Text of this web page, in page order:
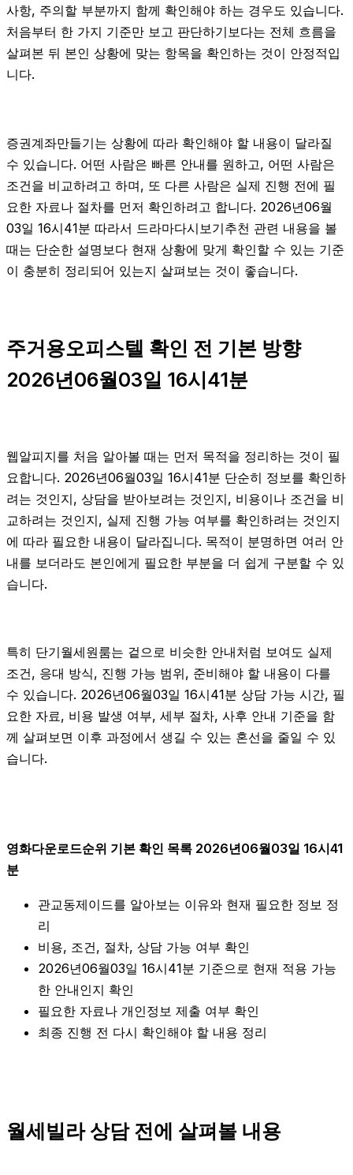
사항, 주의할 부분까지 함께 확인해야 하는 경우도 있습니다.
처음부터 한 가지 기준만 보고 판단하기보다는 전체 흐름을
살펴본 뒤 본인 상황에 맞는 항목을 확인하는 것이 안정적입
니다.
증권계좌만들기는 상황에 따라 확인해야 할 내용이 달라질
수 있습니다. 어떤 사람은 빠른 안내를 원하고, 어떤 사람은
조건을 비교하려고 하며, 또 다른 사람은 실제 진행 전에 필
요한 자료나 절차를 먼저 확인하려고 합니다. 2026년06월
03일 16시41분 따라서 드라마다시보기추천 관련 내용을 볼
때는 단순한 설명보다 현재 상황에 맞게 확인할 수 있는 기준
이 충분히 정리되어 있는지 살펴보는 것이 좋습니다.
주거용오피스텔 확인 전 기본 방향
2026년06월03일 16시41분
웹알피지를 처음 알아볼 때는 먼저 목적을 정리하는 것이 필
요합니다. 2026년06월03일 16시41분 단순히 정보를 확인하
려는 것인지, 상담을 받아보려는 것인지, 비용이나 조건을 비
교하려는 것인지, 실제 진행 가능 여부를 확인하려는 것인지
에 따라 필요한 내용이 달라집니다. 목적이 분명하면 여러 안
내를 보더라도 본인에게 필요한 부분을 더 쉽게 구분할 수 있
습니다.
특히 단기월세원룸는 겉으로 비슷한 안내처럼 보여도 실제
조건, 응대 방식, 진행 가능 범위, 준비해야 할 내용이 다를
수 있습니다. 2026년06월03일 16시41분 상담 가능 시간, 필
요한 자료, 비용 발생 여부, 세부 절차, 사후 안내 기준을 함
께 살펴보면 이후 과정에서 생길 수 있는 혼선을 줄일 수 있
습니다.
영화다운로드순위 기본 확인 목록 2026년06월03일 16시41
분
관교동제이드를 알아보는 이유와 현재 필요한 정보 정
리
비용, 조건, 절차, 상담 가능 여부 확인
2026년06월03일 16시41분 기준으로 현재 적용 가능
한 안내인지 확인
필요한 자료나 개인정보 제출 여부 확인
최종 진행 전 다시 확인해야 할 내용 정리
월세빌라 상담 전에 살펴볼 내용